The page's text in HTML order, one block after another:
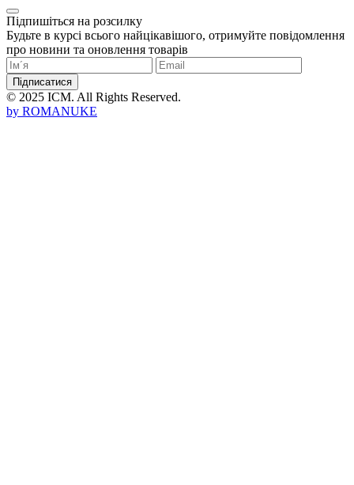
Підпишіться на розсилку
Будьте в курсі всього найцікавішого, отримуйте повідомлення
про новини та оновлення товарів
Підписатися
© 2025 ICM. All Rights Reserved.
by ROMANUKE